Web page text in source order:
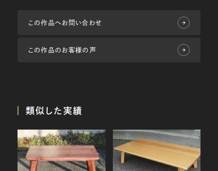
この作品へお問い合わせ
この作品のお客様の声
類似した実績